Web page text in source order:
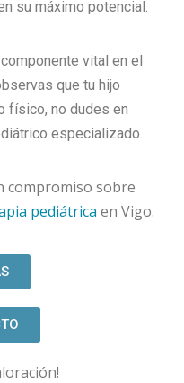
su máximo potencial.
vital en el
que tu hijo
físico, no dudes en
especializado.
compromiso sobre
pediátrica en Vigo.